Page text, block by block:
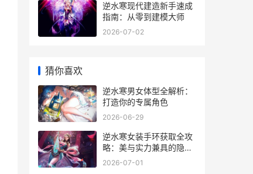
逆水寒现代建造新手速成
指南：从零到建模大师
2026-07-02
猜你喜欢
逆水寒男女体型全解析：
打造你的专属角色
2026-06-29
逆水寒女装手环获取全攻
略：美与实力兼具的隐藏
玩法
2026-07-01